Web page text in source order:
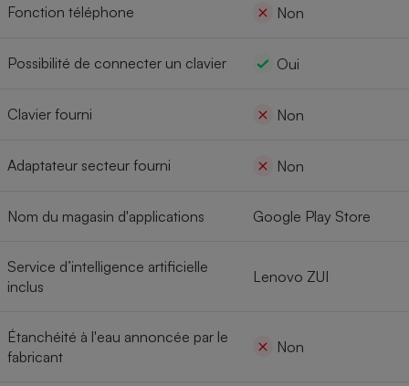
Fonction téléphone Non
Possibilité de connecter un clavier Oui
Clavier fourni Non
Adaptateur secteur fourni Non
Nom du magasin d'applications Google Play Store
Service d’intelligence artificielle
inclus
Lenovo ZUI
Étanchéité à l'eau annoncée par le
fabricant
Non